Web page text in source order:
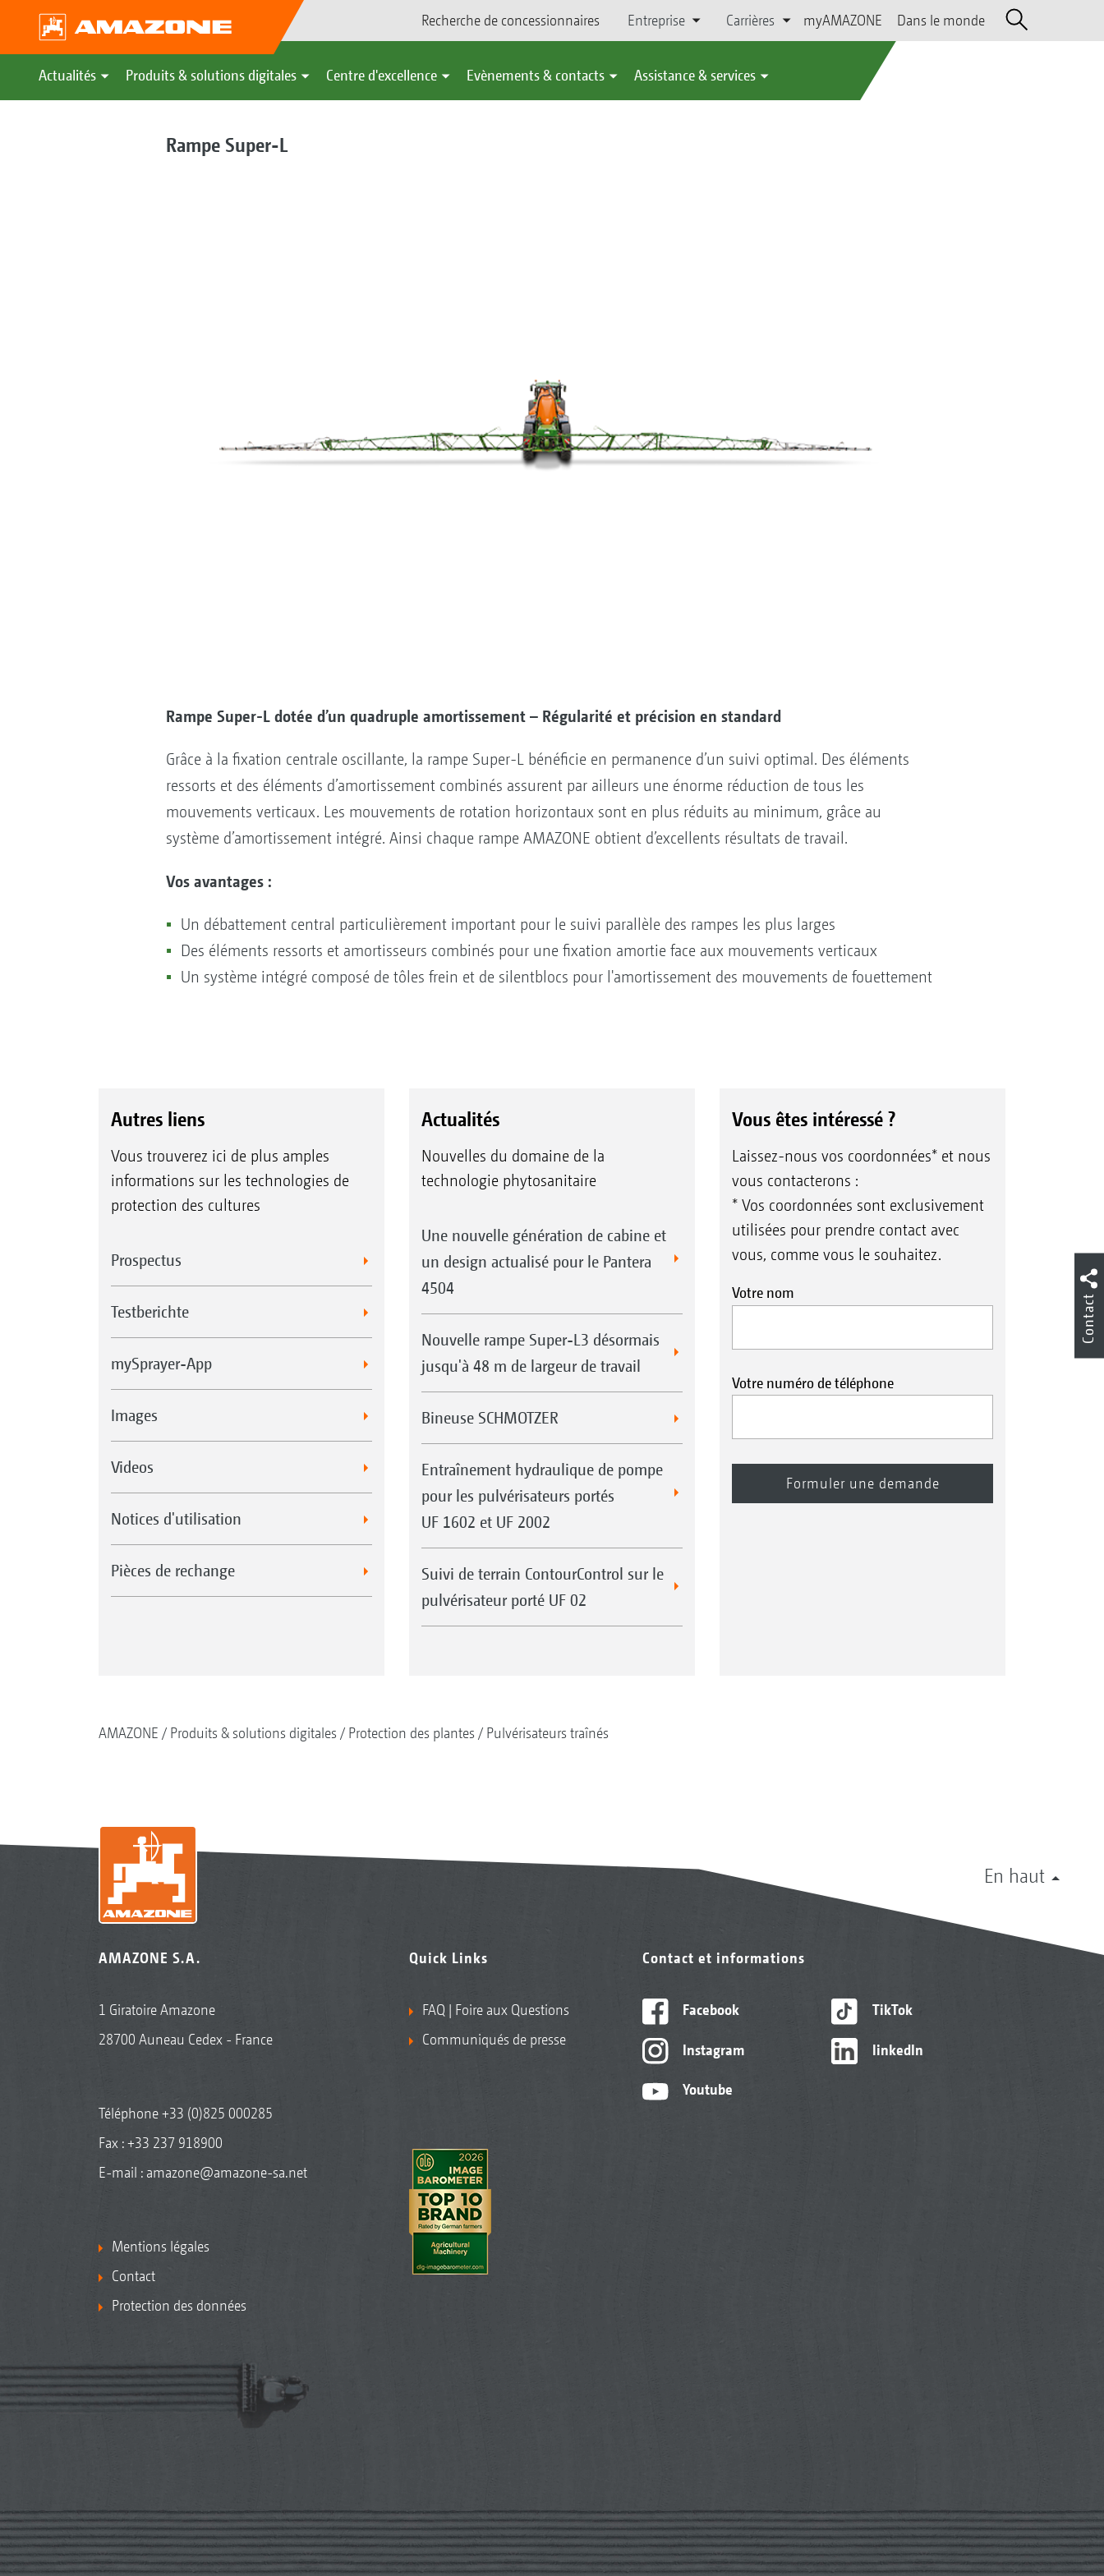
Recherche de concessionnaires Entreprise Carrières myAMAZONE Dans le monde
Actualités Produits & solutions digitales Centre d'excellence Evènements & contacts Assistance & services
Rampe Super-L
Rampe Super-L dotée d’un quadruple amortissement – Régularité et précision en standard
Grâce à la fixation centrale oscillante, la rampe Super-L bénéficie en permanence d’un suivi optimal. Des éléments
ressorts et des éléments d’amortissement combinés assurent par ailleurs une énorme réduction de tous les
mouvements verticaux. Les mouvements de rotation horizontaux sont en plus réduits au minimum, grâce au
système d’amortissement intégré. Ainsi chaque rampe AMAZONE obtient d’excellents résultats de travail.
Vos avantages :
Un débattement central particulièrement important pour le suivi parallèle des rampes les plus larges
Des éléments ressorts et amortisseurs combinés pour une fixation amortie face aux mouvements verticaux
Un système intégré composé de tôles frein et de silentblocs pour l'amortissement des mouvements de fouettement
Autres liens
Vous trouverez ici de plus amples
informations sur les technologies de
protection des cultures
Prospectus
Testberichte
mySprayer-App
Images
Videos
Notices d'utilisation
Pièces de rechange
Actualités
Nouvelles du domaine de la
technologie phytosanitaire
Une nouvelle génération de cabine et
un design actualisé pour le Pantera
4504
Nouvelle rampe Super-L3 désormais
jusqu'à 48 m de largeur de travail
Bineuse SCHMOTZER
Entraînement hydraulique de pompe
pour les pulvérisateurs portés
UF 1602 et UF 2002
Suivi de terrain ContourControl sur le
pulvérisateur porté UF 02
Vous êtes intéressé ?
Laissez-nous vos coordonnées* et nous
vous contacterons :
* Vos coordonnées sont exclusivement
utilisées pour prendre contact avec
vous, comme vous le souhaitez.
Votre nom
Votre numéro de téléphone
AMAZONE Produits & solutions digitales Protection des plantes Pulvérisateurs traînés
En haut
AMAZONE S.A.
1 Giratoire Amazone
28700 Auneau Cedex - France
Téléphone+33 (0)825 000285
Fax : +33 237 918900
E-mail : amazone@amazone-sa.net
Mentions légales
Contact
Protection des données
Quick Links
FAQ | Foire aux Questions
Communiqués de presse
Contact et informations
Facebook
Instagram
Youtube
TikTok
linkedIn
Contact